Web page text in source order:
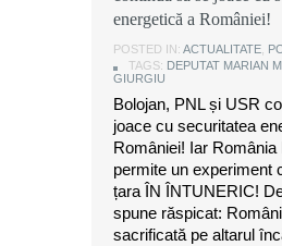
energetică a României!
POSTED IN: ACTUALITATE,
TAGS: DEPUTAT MARIAN
GIURGIU
Bolojan, PNL și USR
joace cu securitatea
României! Iar
permite un experiment
țara ÎN ÎNTUNERIC!
spune răspicat:
sacrificată pe altarul